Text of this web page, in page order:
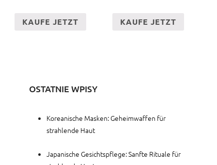
KAUFE JETZT KAUFE JETZT
OSTATNIE WPISY
Koreanische Masken: Geheimwaffen für
strahlende Haut
Japanische Gesichtspflege: Sanfte Rituale für